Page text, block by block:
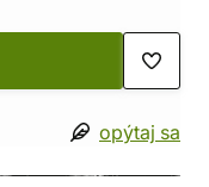
opýtaj sa